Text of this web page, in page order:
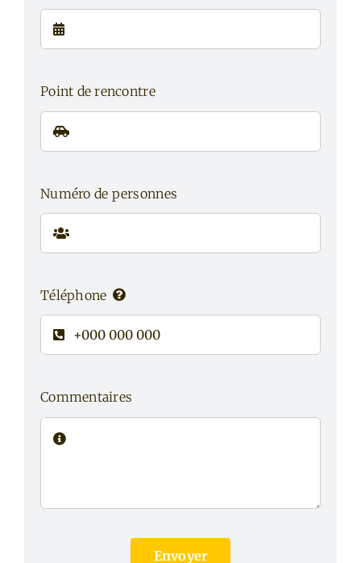
Point de rencontre
Numéro de personnes
Téléphone
Commentaires
Envoyer